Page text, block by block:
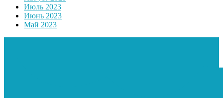
Июль 2023
Июнь 2023
Май 2023